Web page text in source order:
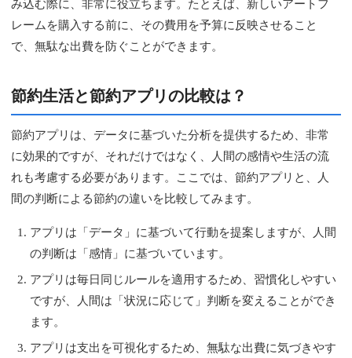
み込む際に、非常に役立ちます。たとえば、新しいアートフ
レームを購入する前に、その費用を予算に反映させること
で、無駄な出費を防ぐことができます。
節約生活と節約アプリの比較は？
節約アプリは、データに基づいた分析を提供するため、非常
に効果的ですが、それだけではなく、人間の感情や生活の流
れも考慮する必要があります。ここでは、節約アプリと、人
間の判断による節約の違いを比較してみます。
アプリは「データ」に基づいて行動を提案しますが、人間
の判断は「感情」に基づいています。
アプリは毎日同じルールを適用するため、習慣化しやすい
ですが、人間は「状況に応じて」判断を変えることができ
ます。
アプリは支出を可視化するため、無駄な出費に気づきやす